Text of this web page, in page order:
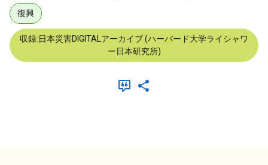
復興
収録:日本災害DIGITALアーカイブ (ハーバード大学ライシャワ
ー日本研究所)